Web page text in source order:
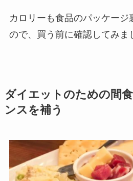
カロリーも食品のパッケージ
ので、買う前に確認してみま
ダイエットのための間
ンスを補う